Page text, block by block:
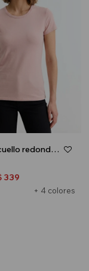
Remera cuello redondo ICONIC 150 - Rosa pastel
+ 4 colores
339